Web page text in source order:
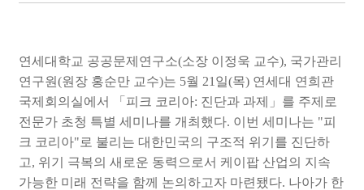
연세대학교 공공문제연구소(소장 이정욱 교수), 국가관리
연구원(원장 홍순만 교수)는 5월 21 일(목) 연세대 연희관
국제회의실에서
「 피크 코리아: 진단과 과제 」 를 주제로
전문가 초청 특별 세미나를 개최했다. 이번 세미나는 "피
크 코리아" 로 불리는 대한민국의 구조적 위기를 진단하
고, 위기 극복의 새로운 동력으로서 케이팝 산업의 지속
가능한 미래 전략을 함께 논의하고자 마련됐다. 나아가 한